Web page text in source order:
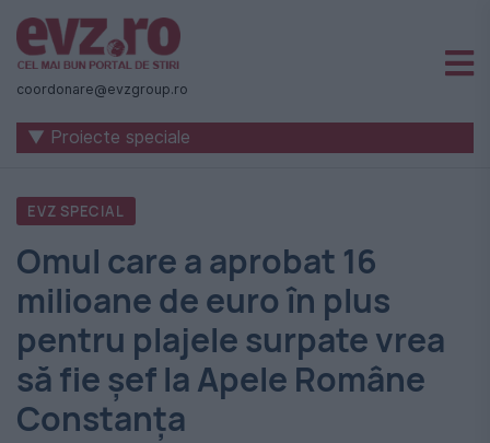
Știri
naționale
internaționale
România
-
Evenimentul
Zilei
coordonare@evzgroup.ro
▼ Proiecte speciale
EVZ SPECIAL
Omul care a aprobat 16
milioane de euro în plus
pentru plajele surpate vrea
să fie șef la Apele Române
Constanța